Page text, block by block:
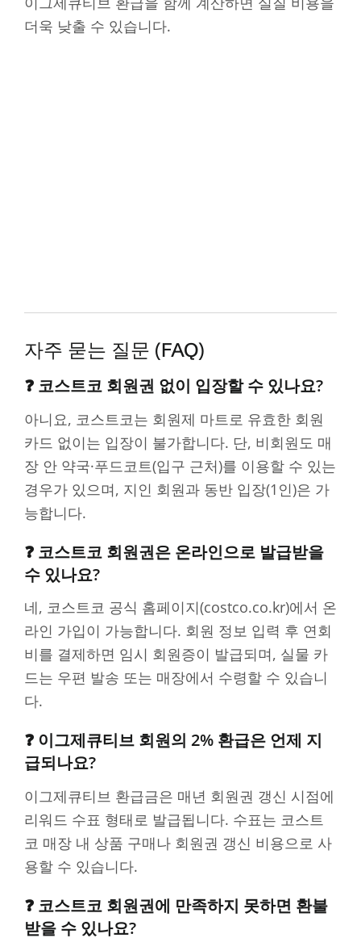
더욱 낮출 수 있습니다.
자주 묻는 질문 (FAQ)
❓ 코스트코 회원권 없이 입장할 수 있나요?
아니요, 코스트코는 회원제 마트로 유효한 회원
카드 없이는 입장이 불가합니다. 단, 비회원도 매
장 안 약국·푸드코트(입구 근처)를 이용할 수 있는
경우가 있으며, 지인 회원과 동반 입장(1인)은 가
능합니다.
❓ 코스트코 회원권은 온라인으로 발급받을
수 있나요?
네, 코스트코 공식 홈페이지(costco.co.kr)에서 온
라인 가입이 가능합니다. 회원 정보 입력 후 연회
비를 결제하면 임시 회원증이 발급되며, 실물 카
드는 우편 발송 또는 매장에서 수령할 수 있습니
다.
❓ 이그제큐티브 회원의 2% 환급은 언제 지
급되나요?
이그제큐티브 환급금은 매년 회원권 갱신 시점에
리워드 수표 형태로 발급됩니다. 수표는 코스트
코 매장 내 상품 구매나 회원권 갱신 비용으로 사
용할 수 있습니다.
❓ 코스트코 회원권에 만족하지 못하면 환불
받을 수 있나요?